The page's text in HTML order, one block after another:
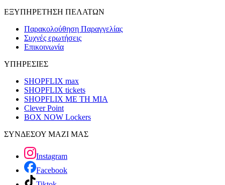
ΕΞΥΠΗΡΕΤΗΣΗ ΠΕΛΑΤΩΝ
Παρακολούθηση Παραγγελίας
Συχνές ερωτήσεις
Επικοινωνία
ΥΠΗΡΕΣΙΕΣ
SHOPFLIX max
SHOPFLIX tickets
SHOPFLIX ΜΕ ΤΗ ΜΙΑ
Clever Point
BOX NOW Lockers
ΣΥΝΔΕΣΟΥ ΜΑΖΙ ΜΑΣ
Instagram
Facebook